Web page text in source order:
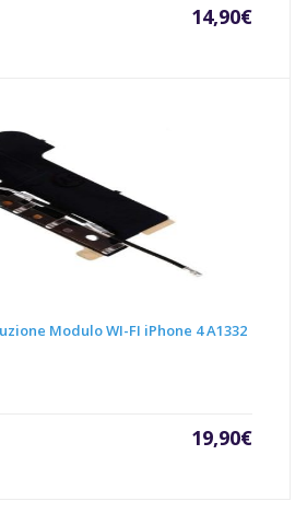
14,90€
Modulo WI-FI iPhone 4 A1332
19,90€